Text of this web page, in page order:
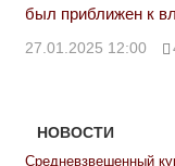
был приближен к
27.01.2025 12:00
НОВОСТИ
Средневзвешенный